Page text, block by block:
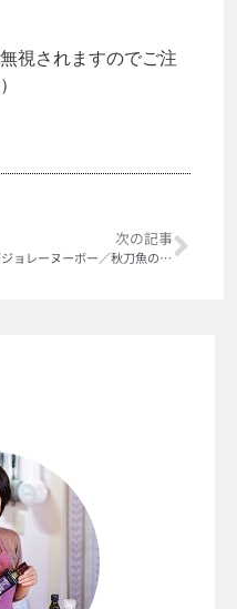
視されますのでご注
次の記事
ボジョレーヌーボー／秋刀魚のオニオンｘマスタードロール焼き